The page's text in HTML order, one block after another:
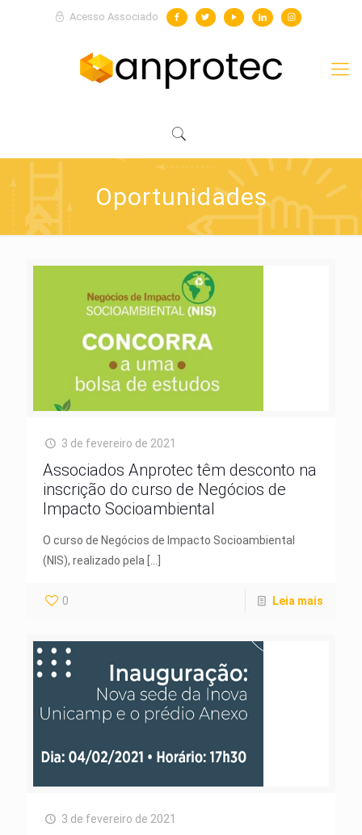
Acesso Associado
Oportunidades
3 de fevereiro de 2021
Associados Anprotec têm desconto na
inscrição do curso de Negócios de
Impacto Socioambiental
O curso de Negócios de Impacto Socioambiental
(NIS), realizado pela
0 Leia mais
3 de fevereiro de 2021